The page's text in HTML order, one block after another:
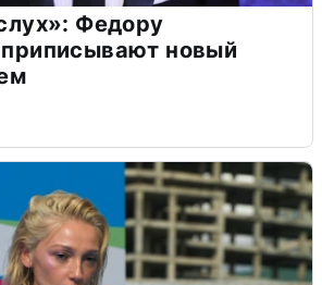
Федору
новый